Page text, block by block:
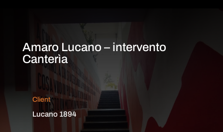
Amaro Lucano – intervento
Canterìa
Client
Lucano 1894